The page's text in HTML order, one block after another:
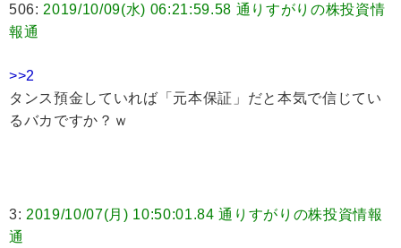
506: 2019/10/09(水) 06:21:59.58 通りすがりの株投資情
報通
>>2
タンス預金していれば「元本保証」だと本気で信じてい
るバカですか？ｗ
3: 2019/10/07(月) 10:50:01.84 通りすがりの株投資情報
通